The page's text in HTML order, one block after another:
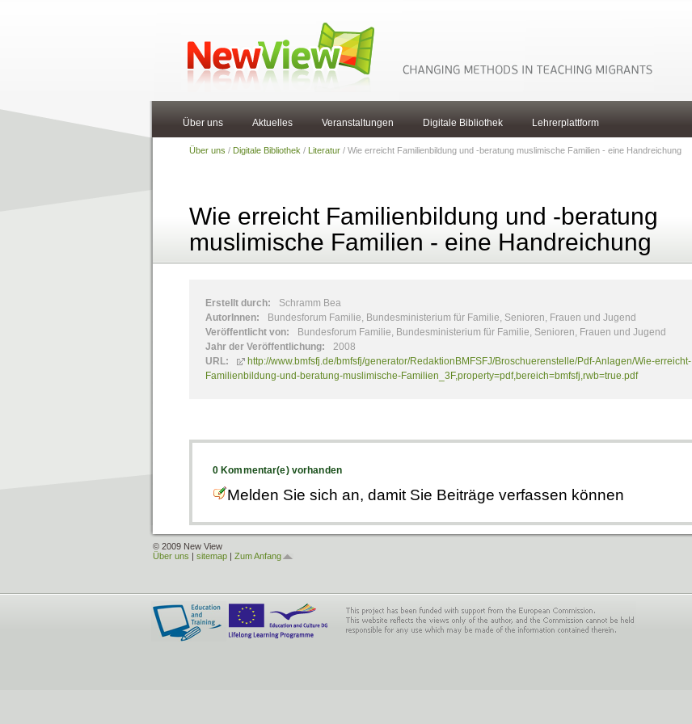
Über uns Aktuelles Veranstaltungen Digitale Bibliothek Lehrerplattform
Über uns / Digitale Bibliothek / Literatur / Wie erreicht Familienbildung und -beratung muslimische Familien - eine Handreichung
Wie erreicht Familienbildung und -beratung
muslimische Familien - eine Handreichung
Erstellt durch:
Schramm Bea
AutorInnen:
Bundesforum Familie, Bundesministerium für Familie, Senioren, Frauen und Jugend
Veröffentlicht von:
Bundesforum Familie, Bundesministerium für Familie, Senioren, Frauen und Jugend
Jahr der Veröffentlichung:
2008
URL:
http://www.bmfsfj.de/bmfsfj/generator/RedaktionBMFSFJ/Broschuerenstelle/Pdf-Anlagen/Wie-erreicht-
Familienbildung-und-beratung-muslimische-Familien_3F,property=pdf,bereich=bmfsfj,rwb=true.pdf
0 Kommentar(e) vorhanden
Melden Sie sich an, damit Sie Beiträge verfassen können
© 2009 New View
Über uns | sitemap | Zum Anfang